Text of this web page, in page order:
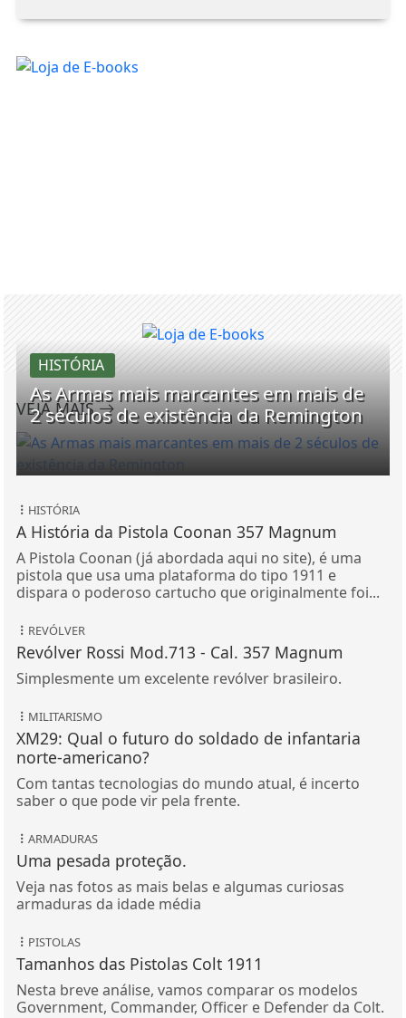
VEJA MAIS
HISTÓRIA
As Armas mais marcantes em mais de
2 séculos de existência da Remington
HISTÓRIA
A História da Pistola Coonan 357 Magnum
A Pistola Coonan (já abordada aqui no site), é uma
pistola que usa uma plataforma do tipo 1911 e
dispara o poderoso cartucho que originalmente foi...
REVÓLVER
Revólver Rossi Mod.713 - Cal. 357 Magnum
Simplesmente um excelente revólver brasileiro.
MILITARISMO
XM29: Qual o futuro do soldado de infantaria
norte-americano?
Com tantas tecnologias do mundo atual, é incerto
saber o que pode vir pela frente.
ARMADURAS
Uma pesada proteção.
Veja nas fotos as mais belas e algumas curiosas
armaduras da idade média
PISTOLAS
Tamanhos das Pistolas Colt 1911
Nesta breve análise, vamos comparar os modelos
Government, Commander, Officer e Defender da Colt.